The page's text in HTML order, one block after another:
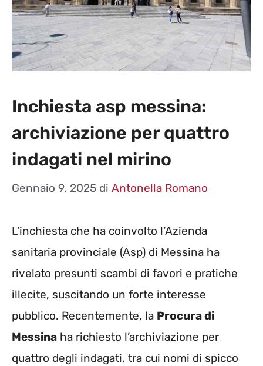
Inchiesta asp messina:
archiviazione per quattro
indagati nel mirino
Gennaio 9, 2025 di Antonella Romano
L’inchiesta che ha coinvolto l’Azienda
sanitaria provinciale (Asp) di Messina ha
rivelato presunti scambi di favori e pratiche
illecite, suscitando un forte interesse
pubblico. Recentemente, la Procura di
Messina ha richiesto l’archiviazione per
quattro degli indagati, tra cui nomi di spicco